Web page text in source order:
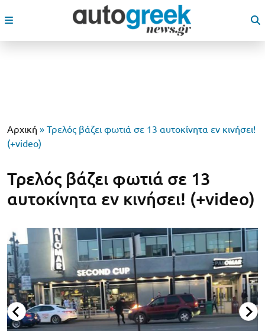
Αρχική » Τρελός βάζει φωτιά σε 13 αυτοκίνητα εν κινήσει!
(+video)
Τρελός βάζει φωτιά σε 13
αυτοκίνητα εν κινήσει! (+video)